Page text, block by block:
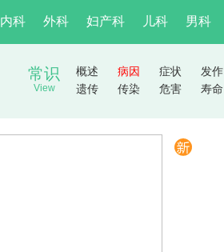
内科 外科 妇产科 儿科 男科
常识
View
概述 病因 症状
发作
遗传
传染 危害 寿命